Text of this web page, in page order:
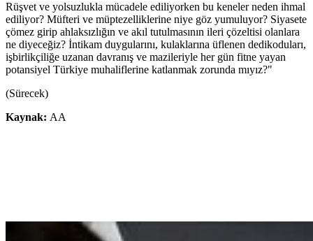
Rüşvet ve yolsuzlukla mücadele ediliyorken bu keneler neden ihmal
ediliyor? Müfteri ve müptezelliklerine niye göz yumuluyor? Siyasete
çömez girip ahlaksızlığın ve akıl tutulmasının ileri çözeltisi olanlara
ne diyeceğiz? İntikam duygularını, kulaklarına üflenen dedikoduları,
işbirlikçiliğe uzanan davranış ve mazileriyle her gün fitne yayan
potansiyel Türkiye muhaliflerine katlanmak zorunda mıyız?"
(Sürecek)
Kaynak: AA